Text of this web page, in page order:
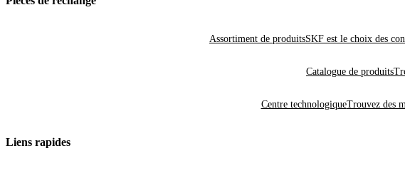
Assortiment de produitsSKF est le choix des
Catalogue de produits
Centre technologiqueTrouvez des
Liens rapides